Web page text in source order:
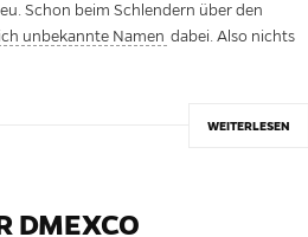
Schon beim Schlendern über den
unbekannte Namen dabei. Also nichts
WEITERLESEN
DMEXCO